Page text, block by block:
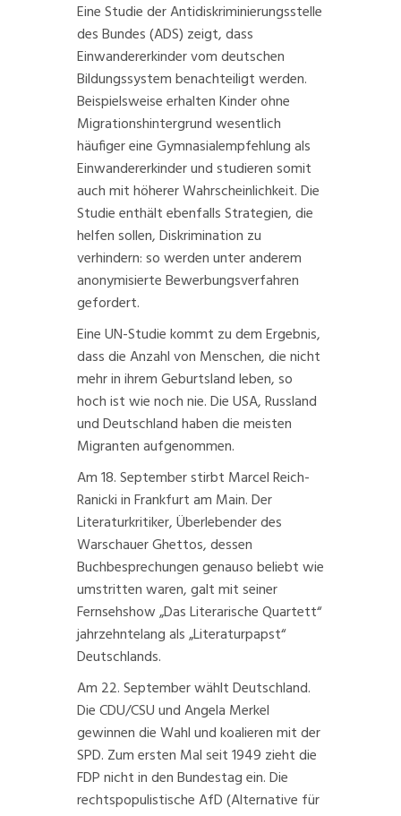
EineStudieder Antidiskriminierungsstelle
des Bundes (ADS) zeigt, dass
Einwandererkinder vom deutschen
Bildungssystem benachteiligt werden.
Beispielsweise erhalten Kinder ohne
Migrationshintergrund wesentlich
häufiger eineGymnasialempfehlungals
Einwandererkinder und studieren somit
auch mit höherer Wahrscheinlichkeit. Die
Studie enthält ebenfalls Strategien, die
helfen sollen, Diskrimination zu
verhindern: so werden unter anderem
anonymisierte Bewerbungsverfahren
gefordert.
EineUN-Studiekommt zu dem Ergebnis,
dass die Anzahl von Menschen, die nicht
mehr in ihrem Geburtsland leben, so
hoch ist wie noch nie. Die USA, Russland
und Deutschland haben diemeisten
Migrantenaufgenommen.
Am 18. September stirbt Marcel Reich-
Ranickiin Frankfurt am Main. Der
Literaturkritiker, Überlebender des
Warschauer Ghettos, dessen
Buchbesprechungen genauso beliebt wie
umstritten waren, galt mit seiner
Fernsehshow „Das Literarische Quartett“
jahrzehntelang als „Literaturpapst“
Deutschlands.
Am 22. September wählt Deutschland.
Die CDU/CSU und Angela Merkel
gewinnen die Wahl und koalieren mit der
SPD. Zum ersten Mal seit 1949 zieht die
FDP nicht in den Bundestag ein. Die
rechtspopulistischeAfD(Alternative für